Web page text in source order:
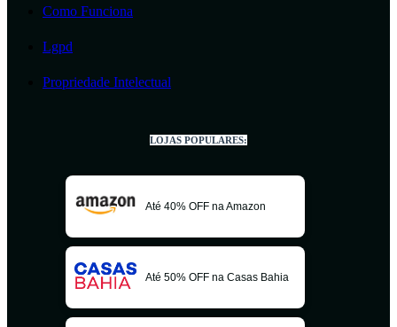
Como Funciona
Lgpd
Propriedade Intelectual
LOJAS POPULARES:
Até 40% OFF na Amazon
Até 50% OFF na Casas Bahia